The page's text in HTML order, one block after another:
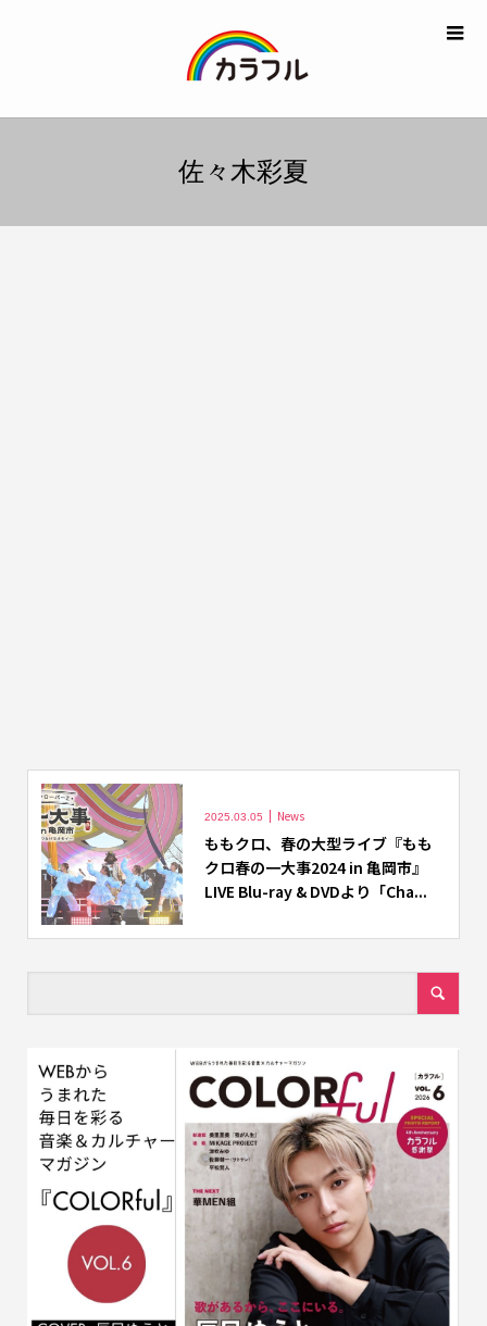
佐々木彩夏
2025.03.05 News
ももクロ、春の大型ライブ『もも
クロ春の一大事2024 in 亀岡市』
LIVE Blu-ray & DVDより「Cha...